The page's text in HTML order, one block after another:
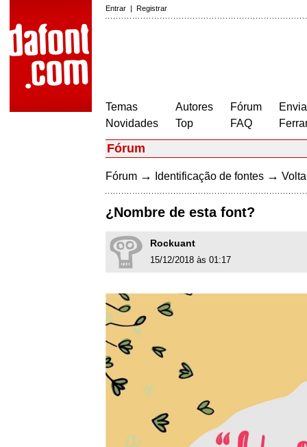
Entrar | Registrar
Temas
Novidades
Autores
Top
Fórum
FAQ
Fórum
Fórum → Identificação de fontes →
¿Nombre de esta font?
Rockuant
15/12/2018 às 01:17